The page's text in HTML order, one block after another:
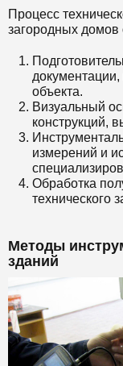
Процесс
загородных
документации,
объекта.
Визуальный
конструкций,
измерений и
Обработка
технического
Методы
зданий